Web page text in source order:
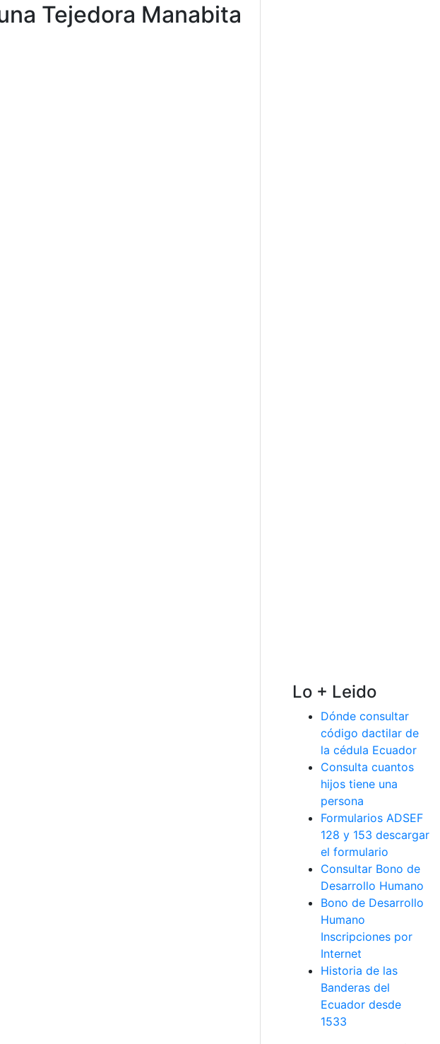
Tejedora Manabita
Lo + Leido
Dónde consultar
código dactilar de
la cédula Ecuador
Consulta cuantos
hijos tiene una
persona
Formularios ADSEF
128 y 153 descargar
el formulario
Consultar Bono de
Desarrollo Humano
Bono de Desarrollo
Humano
Inscripciones por
Internet
Historia de las
Banderas del
Ecuador desde
1533